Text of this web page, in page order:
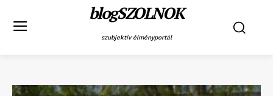
blogSZOLNOK
szubjektív élményportál